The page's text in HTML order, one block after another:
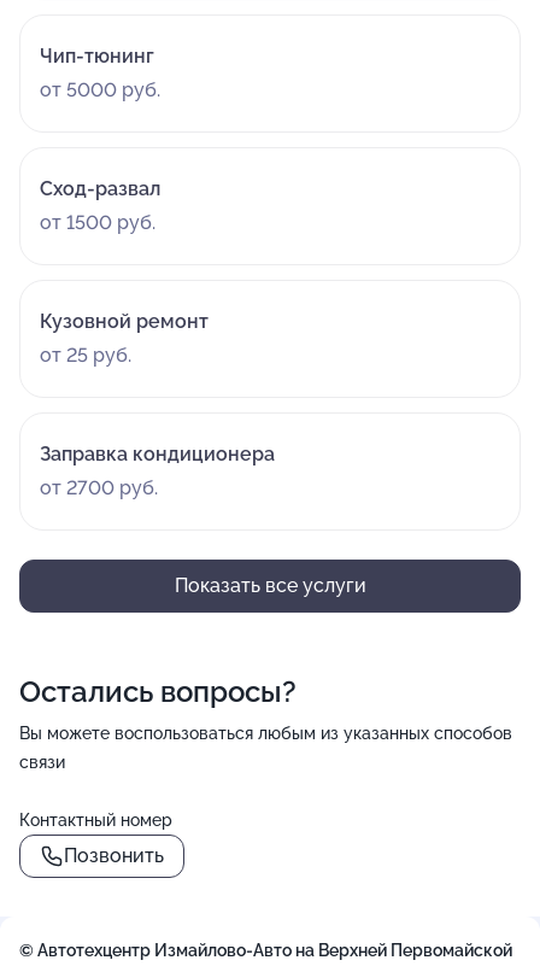
Чип-тюнинг
от 5000 руб.
Сход-развал
от 1500 руб.
Кузовной ремонт
от 25 руб.
Заправка кондиционера
от 2700 руб.
Показать все услуги
Остались вопросы?
Вы можете воспользоваться любым из указанных способов
связи
Контактный номер
Позвонить
© Автотехцентр Измайлово-Авто на Верхней Первомайской